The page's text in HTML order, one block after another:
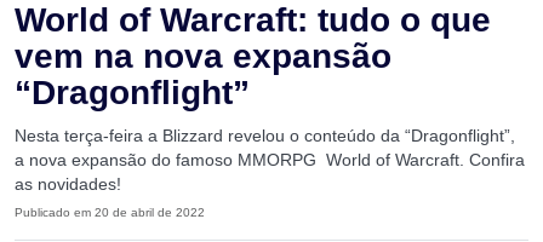
World of Warcraft: tudo o que
vem na nova expansão
“Dragonflight”
Nesta terça-feira a Blizzard revelou o conteúdo da “Dragonflight”,
a nova expansão do famoso MMORPG World of Warcraft. Confira
as novidades!
Publicado em 20 de abril de 2022